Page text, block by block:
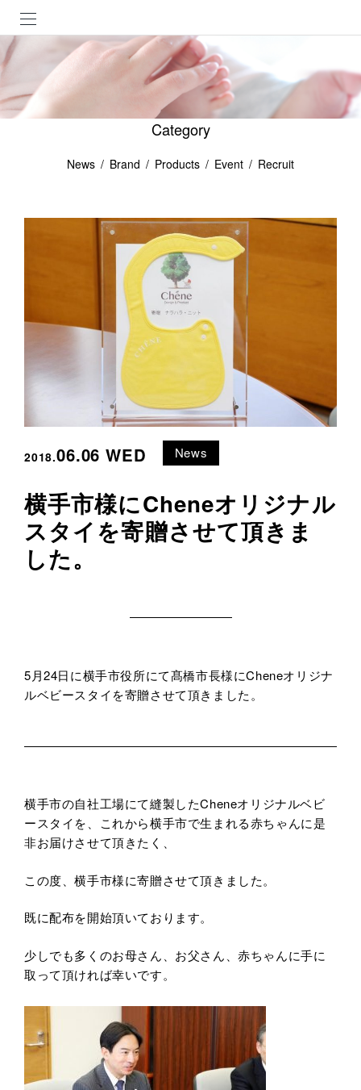
Category
News Brand Products Event Recruit
2018.06.06 WED News
横手市様にCheneオリジナル
スタイを寄贈させて頂きま
した。
5月24日に横手市役所にて髙橋市長様にCheneオリジナ
ルベビースタイを寄贈させて頂きました。
横手市の自社工場にて縫製したCheneオリジナルベビ
ースタイを、これから横手市で生まれる赤ちゃんに是
非お届けさせて頂きたく、
この度、横手市様に寄贈させて頂きました。
既に配布を開始頂いております。
少しでも多くのお母さん、お父さん、赤ちゃんに手に
取って頂ければ幸いです。